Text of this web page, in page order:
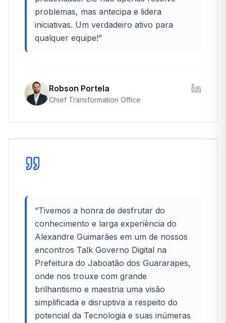
problemas, mas antecipa e lidera
iniciativas. Um verdadeiro ativo para
qualquer equipe!”
Robson Portela
Chief Transformation Office
“Tivemos a honra de desfrutar do
conhecimento e larga experiência do
Alexandre Guimarães em um de nossos
encontros Talk Governo Digital na
Prefeitura do Jaboatão dos Guararapes,
onde nos trouxe com grande
brilhantismo e maestria uma visão
simplificada e disruptiva a respeito do
potencial da Tecnologia e suas inúmeras